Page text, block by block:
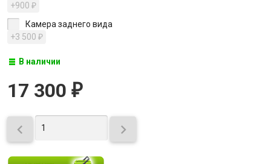
+900 ₽
Камера заднего вида
+3 500 ₽
В наличии
17 300 ₽
 